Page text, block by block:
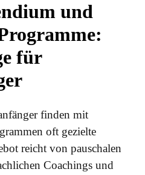
und
für
finden mit
oft gezielte
reicht von pauschalen
Coachings und